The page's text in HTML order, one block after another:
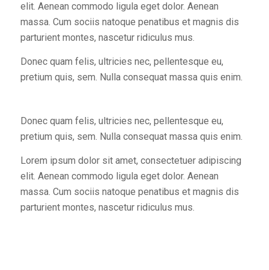
elit. Aenean commodo ligula eget dolor. Aenean
massa. Cum sociis natoque penatibus et magnis dis
parturient montes, nascetur ridiculus mus.
Donec quam felis, ultricies nec, pellentesque eu,
pretium quis, sem. Nulla consequat massa quis enim.
Donec quam felis, ultricies nec, pellentesque eu,
pretium quis, sem. Nulla consequat massa quis enim.
Lorem ipsum dolor sit amet, consectetuer adipiscing
elit. Aenean commodo ligula eget dolor. Aenean
massa. Cum sociis natoque penatibus et magnis dis
parturient montes, nascetur ridiculus mus.